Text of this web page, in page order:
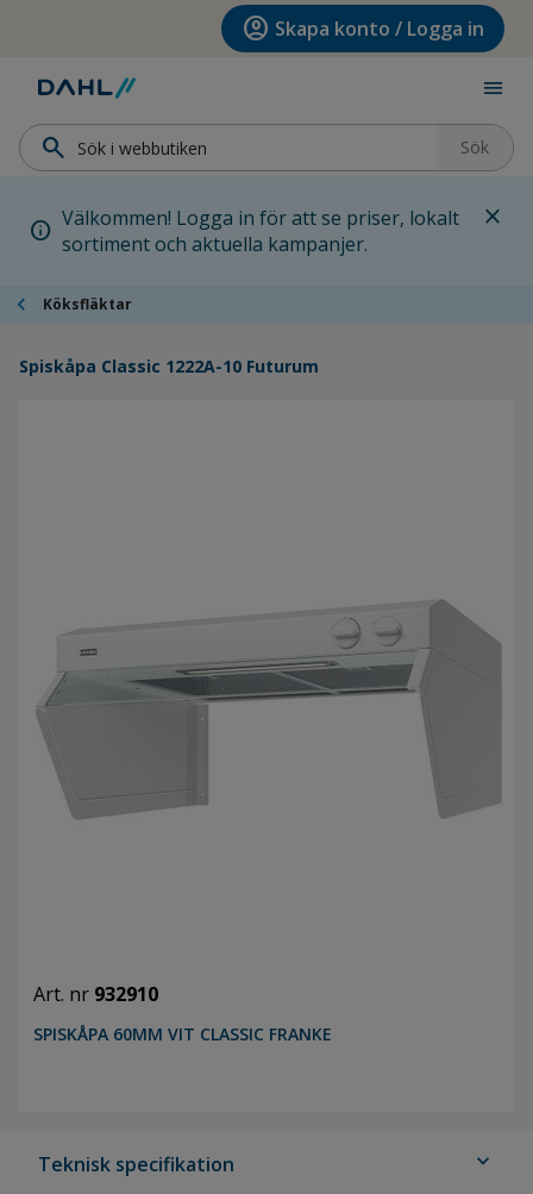
Hoppa till huvudinnehållet account_circle Skapa konto / Logga in
menu
search Sök
info Välkommen! Logga in för att se priser, lokalt
sortiment och aktuella kampanjer.
close
chevron_left Köksfläktar
Spiskåpa Classic 1222A-10 Futurum
Art. nr 932910
SPISKÅPA 60MM VIT CLASSIC FRANKE
Teknisk specifikation expand_more